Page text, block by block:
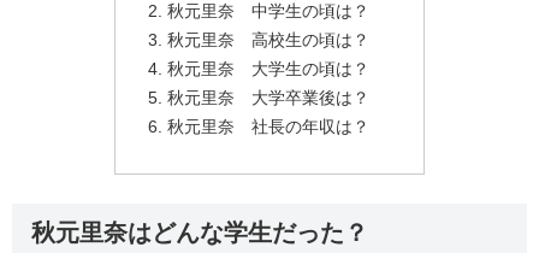
秋元里奈 中学生の頃は？
秋元里奈 高校生の頃は？
秋元里奈 大学生の頃は？
秋元里奈 大学卒業後は？
秋元里奈 社長の年収は？
秋元里奈はどんな学生だった？